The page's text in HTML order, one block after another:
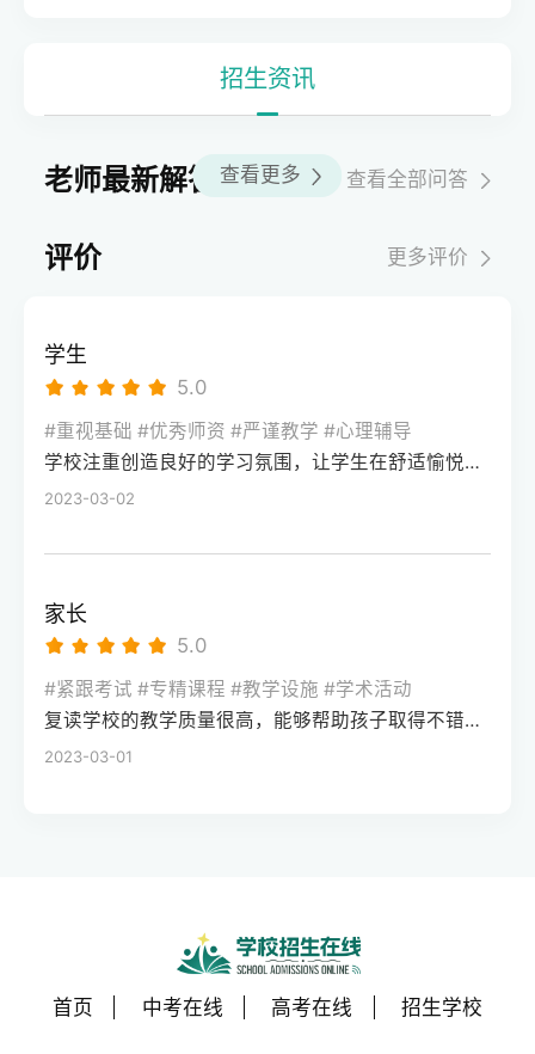
招生资讯
查看更多
老师最新解答 查看全部问答
评价 更多评价
学生
5.0
#重视基础 #优秀师资 #严谨教学 #心理辅导
学校注重创造良好的学习氛围，让学生在舒适愉悦的环境中学习。这种氛围可以让学生更加投入学习，提高学习效率，同时也有利于培养学生的自律能力。
2023-03-02
家长
5.0
#紧跟考试 #专精课程 #教学设施 #学术活动
复读学校的教学质量很高，能够帮助孩子取得不错的成绩，同时学习氛围也很好，孩子能够在舒适的环境中学习。我会向其他家长推荐这所学校。
2023-03-01
首页 中考在线 高考在线 招生学校